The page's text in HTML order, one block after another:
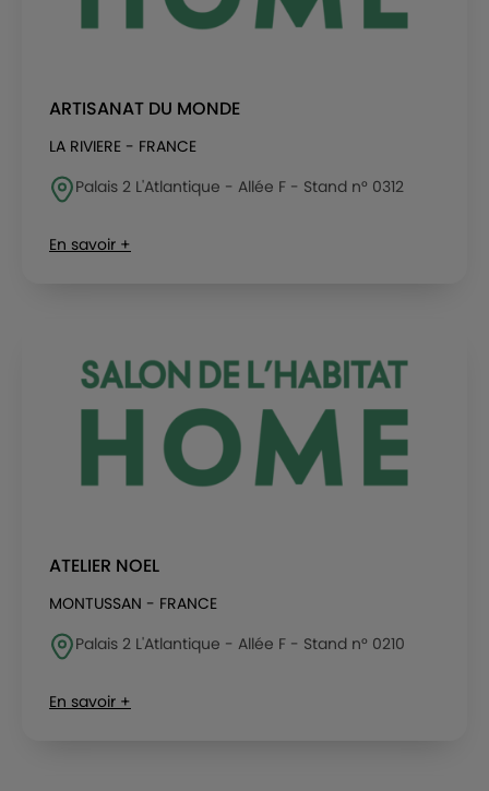
ARTISANAT DU MONDE
LA RIVIERE - FRANCE
Palais 2 L'Atlantique - Allée F - Stand n° 0312
En savoir +
ATELIER NOEL
MONTUSSAN - FRANCE
Palais 2 L'Atlantique - Allée F - Stand n° 0210
En savoir +